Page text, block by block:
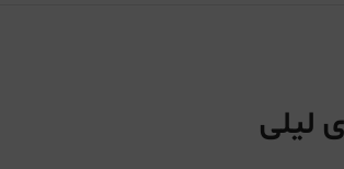
لیلی